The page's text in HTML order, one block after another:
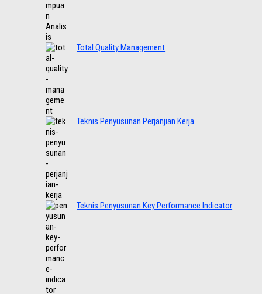
Total Quality Management
Teknis Penyusunan Perjanjian Kerja
Teknis Penyusunan Key Performance Indicator